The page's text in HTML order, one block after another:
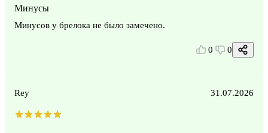
Минусы
Минусов у брелока не было замечено.
0 0
Rey 31.07.2026